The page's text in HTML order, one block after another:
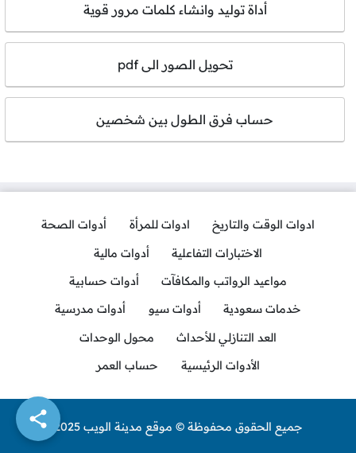
أداة توليد وانشاء كلمات مرور قوية
تحويل الصور الى pdf
حساب فرق الطول بين شخصين
ادوات الوقت والتاريخ ادوات للمرأة
أدوات الصحة
الاختبارات التفاعلية
أدوات مالية
مواعيد الرواتب والمكافآت
أدوات حسابية
خدمات سعودية
أدوات سيو
أدوات مدرسية
العد التنازلي للأحداث
محول الوحدات
الأدوات الرئيسية
حساب العمر
جميع الحقوق محفوظة © موقع مدينة الويب 2025